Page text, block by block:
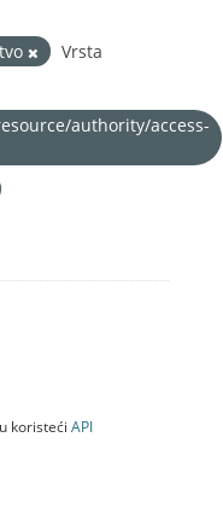
Vrsta
authority/access-
koristeći API